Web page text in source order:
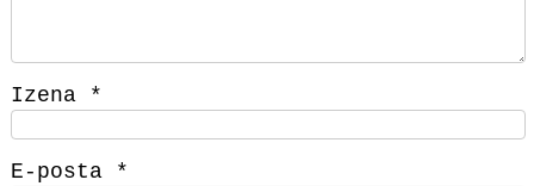
Izena *
E-posta *